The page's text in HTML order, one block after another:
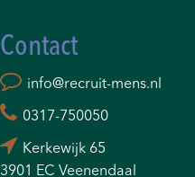
Contact
info@recruit-mens.nl
0317-750050
Kerkewijk 65
3901 EC Veenendaal